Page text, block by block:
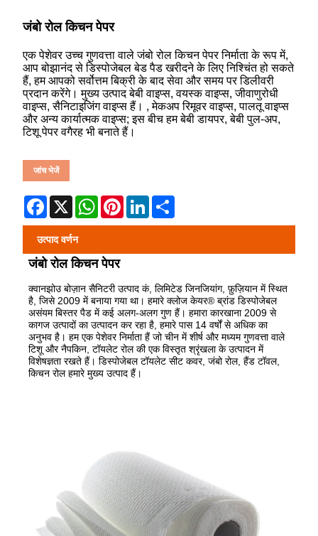
जंबो रोल किचन पेपर
एक पेशेवर उच्च गुणवत्ता वाले जंबो रोल किचन पेपर निर्माता के रूप में,
आप बोझानंद से डिस्पोजेबल बेड पैड खरीदने के लिए निश्चिंत हो सकते
हैं, हम आपको सर्वोत्तम बिक्री के बाद सेवा और समय पर डिलीवरी
प्रदान करेंगे। मुख्य उत्पाद बेबी वाइप्स, वयस्क वाइप्स, जीवाणुरोधी
वाइप्स, सैनिटाइजिंग वाइप्स हैं। , मेकअप रिमूवर वाइप्स, पालतू वाइप्स
और अन्य कार्यात्मक वाइप्स; इस बीच हम बेबी डायपर, बेबी पुल-अप,
टिशू पेपर वगैरह भी बनाते हैं।
जांच भेजें
Facebook
X WhatsApp
PinterestLinkedIn
उत्पाद वर्णन
जंबो रोल किचन पेपर
क्वानझोउ बोज़ान सैनिटरी उत्पाद कं, लिमिटेड जिनजियांग, फ़ुज़ियान में स्थित
है, जिसे 2009 में बनाया गया था। हमारे क्लोज केयर® ब्रांड डिस्पोजेबल
असंयम बिस्तर पैड में कई अलग-अलग गुण हैं। हमारा कारखाना 2009 से
कागज उत्पादों का उत्पादन कर रहा है, हमारे पास 14 वर्षों से अधिक का
अनुभव है। हम एक पेशेवर निर्माता हैं जो चीन में शीर्ष और मध्यम गुणवत्ता वाले
टिशू और नैपकिन, टॉयलेट रोल की एक विस्तृत श्रृंखला के उत्पादन में
विशेषज्ञता रखते हैं। डिस्पोजेबल टॉयलेट सीट कवर, जंबो रोल, हैंड टॉवल,
किचन रोल हमारे मुख्य उत्पाद हैं।